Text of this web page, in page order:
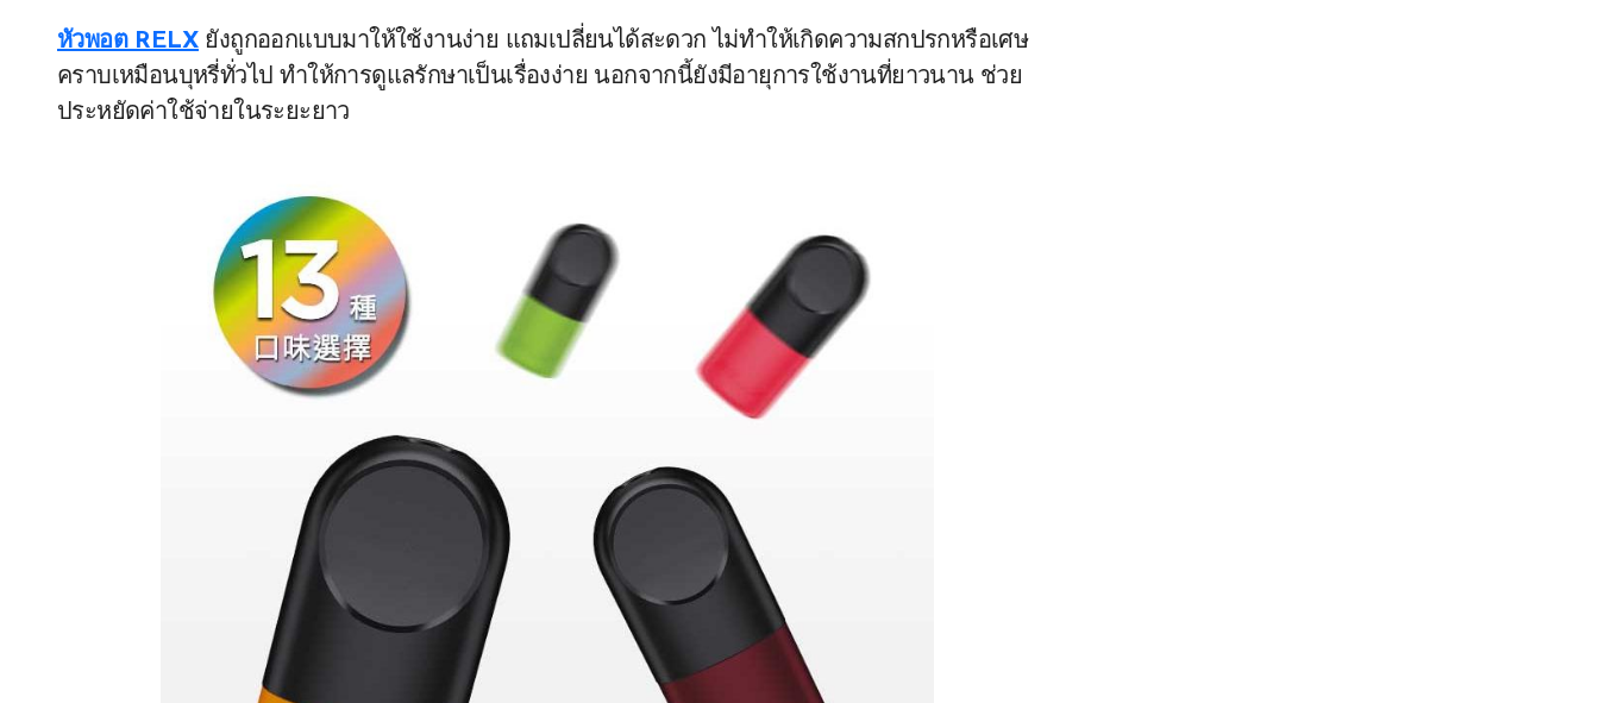
หัวพอต RELX ยังถูกออกแบบมาให้ใช้งานง่าย แถมเปลี่ยนได้สะดวก ไม่ทำให้เกิดความสกปรกหรือเศษ
คราบเหมือนบุหรี่ทั่วไป ทำให้การดูแลรักษาเป็นเรื่องง่าย นอกจากนี้ยังมีอายุการใช้งานที่ยาวนาน ช่วย
ประหยัดค่าใช้จ่ายในระยะยาว